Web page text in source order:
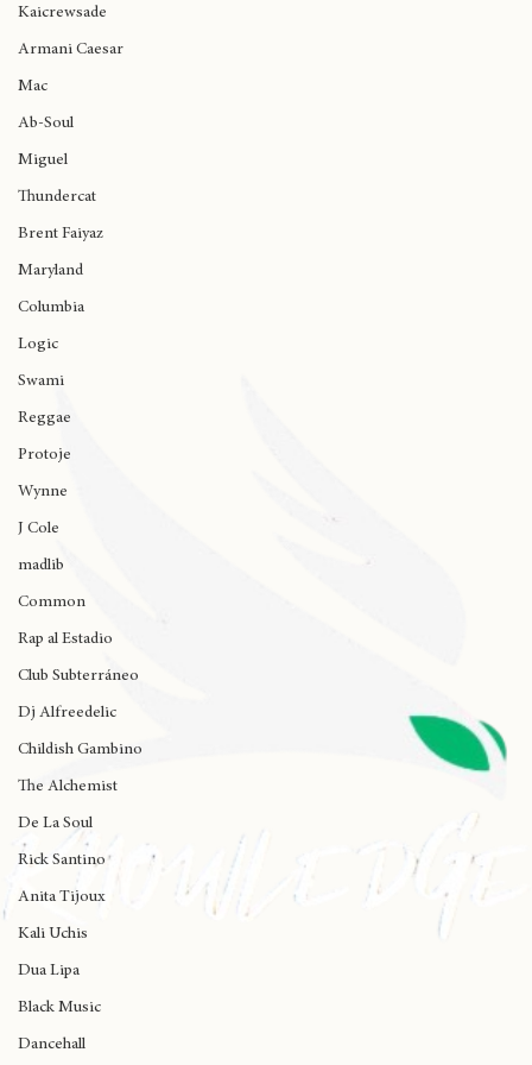
Ariana Grande
Kaicrewsade
Armani Caesar
Mac
Ab-Soul
Miguel
Thundercat
Brent Faiyaz
Maryland
Columbia
Logic
Swami
Reggae
Protoje
Wynne
J Cole
madlib
Common
Rap al Estadio
Club Subterráneo
Dj Alfreedelic
Childish Gambino
The Alchemist
De La Soul
Rick Santino
Anita Tijoux
Kali Uchis
Dua Lipa
Black Music